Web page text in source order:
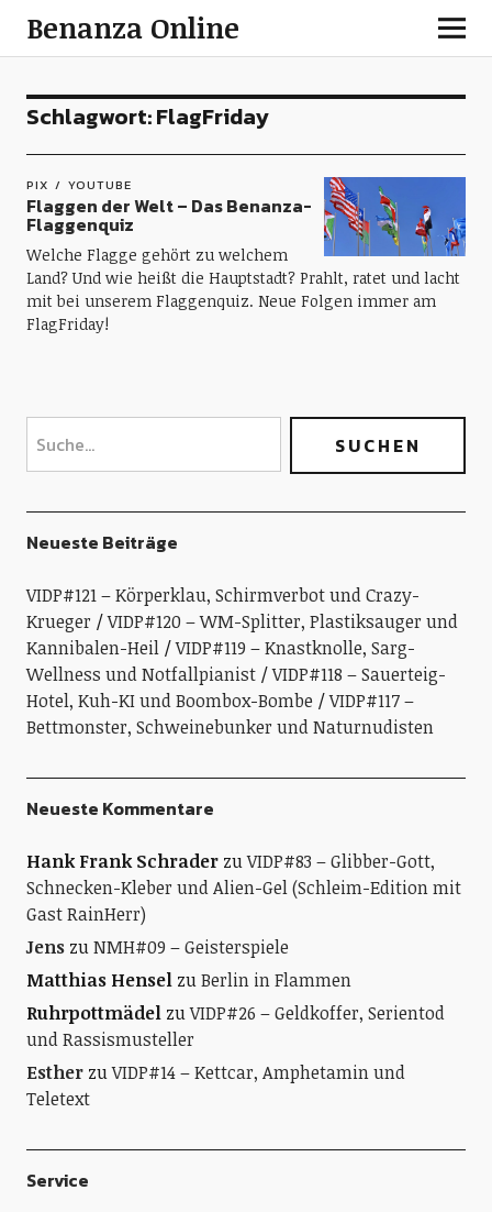
Benanza Online
Schlagwort:FlagFriday
PIX YOUTUBE
Flaggen der Welt – Das Benanza-
Flaggenquiz
Welche Flagge gehört zu welchem
Land? Und wie heißt die Hauptstadt? Prahlt, ratet und lacht
mit bei unserem Flaggenquiz. Neue Folgen immer am
FlagFriday!
Neueste Beiträge
VIDP#121 – Körperklau, Schirmverbot und Crazy-
Krueger
VIDP#120 – WM-Splitter, Plastiksauger und
Kannibalen-Heil
VIDP#119 – Knastknolle, Sarg-
Wellness und Notfallpianist
VIDP#118 – Sauerteig-
Hotel, Kuh-KI und Boombox-Bombe
VIDP#117 –
Bettmonster, Schweinebunker und Naturnudisten
Neueste Kommentare
Hank Frank SchraderzuVIDP#83 – Glibber-Gott,
Schnecken-Kleber und Alien-Gel (Schleim-Edition mit
Gast RainHerr)
JenszuNMH#09 – Geisterspiele
Matthias HenselzuBerlin in Flammen
RuhrpottmädelzuVIDP#26 – Geldkoffer, Serientod
und Rassismusteller
EstherzuVIDP#14 – Kettcar, Amphetamin und
Teletext
Service